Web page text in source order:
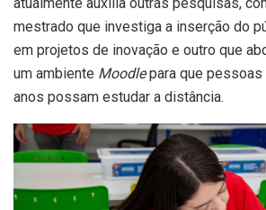
mestrado que investiga a inserção do
em projetos de inovação e outro que
um ambiente Moodlepara que
anos possam estudar a distância.